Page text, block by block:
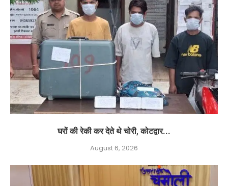
घरों की रेकी कर देते थे चोरी, कोटद्वार...
August 6, 2026